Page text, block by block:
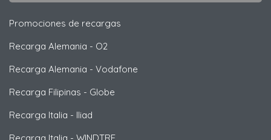
Promociones de recargas
Recarga Alemania - O2
Recarga Alemania - Vodafone
Recarga Filipinas - Globe
Recarga Italia - Iliad